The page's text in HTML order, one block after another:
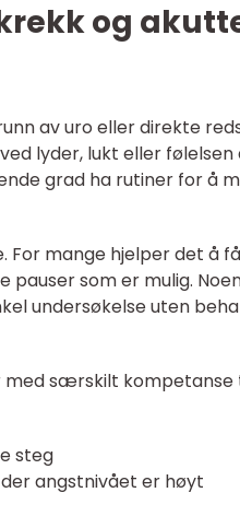
og
av uro eller direkte
lyder, lukt eller følelsen
grad ha rutiner for å
mange hjelper det å
pauser som er mulig.
undersøkelse uten
særskilt kompetanse
steg
angstnivået er høyt